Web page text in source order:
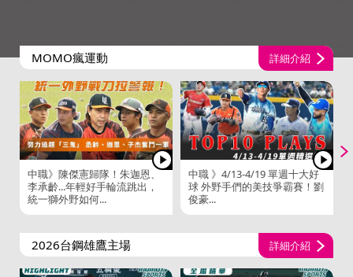
MOMO瘋運動 詳細介紹
中職》陳傑憲歸隊！朱迦恩、
李承齡...年輕好手輪流跳出，
統一獅外野如何...
中職 》4/13-4/19 單週十大好
球 外野手們的美技爭霸賽！劉
俊豪...
2026台鋼雄鷹主場 詳細介紹